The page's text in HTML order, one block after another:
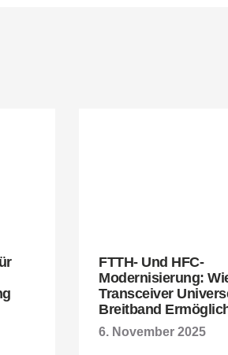
FTTH- Und HFC-
Modernisierung:
Transceiver
Breitband
6. November 2025